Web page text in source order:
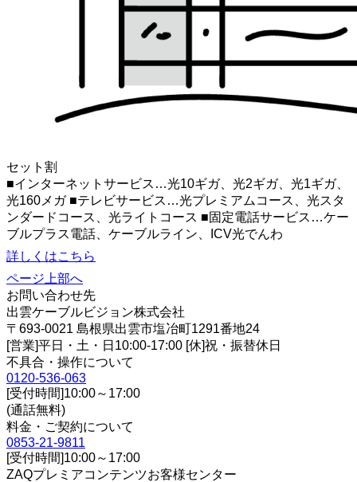
セット割
■インターネットサービス…光10ギガ、光2ギガ、光1ギガ、
光160メガ ■テレビサービス…光プレミアムコース、光スタ
ンダードコース、光ライトコース ■固定電話サービス…ケー
ブルプラス電話、ケーブルライン、ICV光でんわ
詳しくはこちら
ページ上部へ
お問い合わせ先
出雲ケーブルビジョン株式会社
〒693-0021 島根県出雲市塩冶町1291番地24
[営業]平日・土・日10:00-17:00 [休]祝・振替休日
不具合・操作について
0120-536-063
[受付時間]10:00～17:00
(通話無料)
料金・ご契約について
0853-21-9811
[受付時間]10:00～17:00
ZAQプレミアコンテンツお客様センター